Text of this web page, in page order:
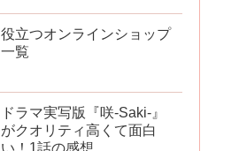
役立つオンラインショップ
一覧
ドラマ実写版『咲-Saki-』
がクオリティ高くて面白
い！1話の感想